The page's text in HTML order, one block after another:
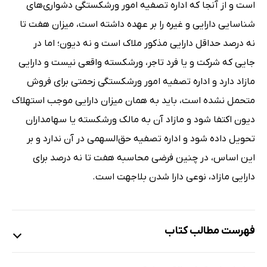
است و از آنجا که اداره تصفیه امور ورشکستگی دشواری‌های
شناسایی دارایی و غیره را بر عهده داشته است، میزان هفت تا
نه درصد حداقل دارایی مذکور ملاک است و نه دیون؛ اما در
جایی که شرکت و یا فرد تاجر، ورشکسته واقعی نیست و دارایی
مازاد دارد و اداره تصفیه امور ورشکستگی زحمتی برای فروش
متحمل نشده است، باید به همان میزان دارایی موجب استهلاک
دیون اکتفا شود و مازاد آن به مالک ورشکسته یا سهامداران
تحویل داده شود و اداره تصفیه حق‌السهمی در آن ندارد و بر
این اساس، در چنین فرضی محاسبه هفت تا نه درصد برای
دارایی مازاد، نوعی دارا شدن بلاجهت است.
فهرست مطالب کتاب